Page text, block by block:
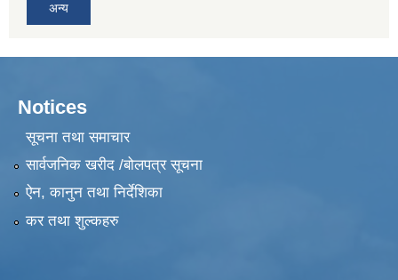
अन्य
Notices
सूचना तथा समाचार
सार्वजनिक खरीद /बोलपत्र सूचना
ऐन, कानुन तथा निर्देशिका
कर तथा शुल्कहरु